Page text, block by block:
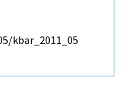
kbar_2011_05